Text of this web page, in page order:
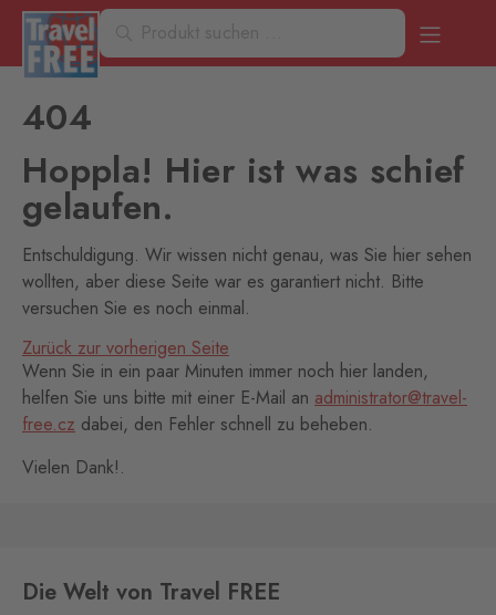
404
Hoppla! Hier ist was schief
gelaufen.
Entschuldigung. Wir wissen nicht genau, was Sie hier sehen
wollten, aber diese Seite war es garantiert nicht. Bitte
versuchen Sie es noch einmal.
Zurück zur vorherigen Seite
Wenn Sie in ein paar Minuten immer noch hier landen,
helfen Sie uns bitte mit einer E-Mail an administrator@travel-
free.cz dabei, den Fehler schnell zu beheben.
Vielen Dank!.
Die Welt von Travel FREE